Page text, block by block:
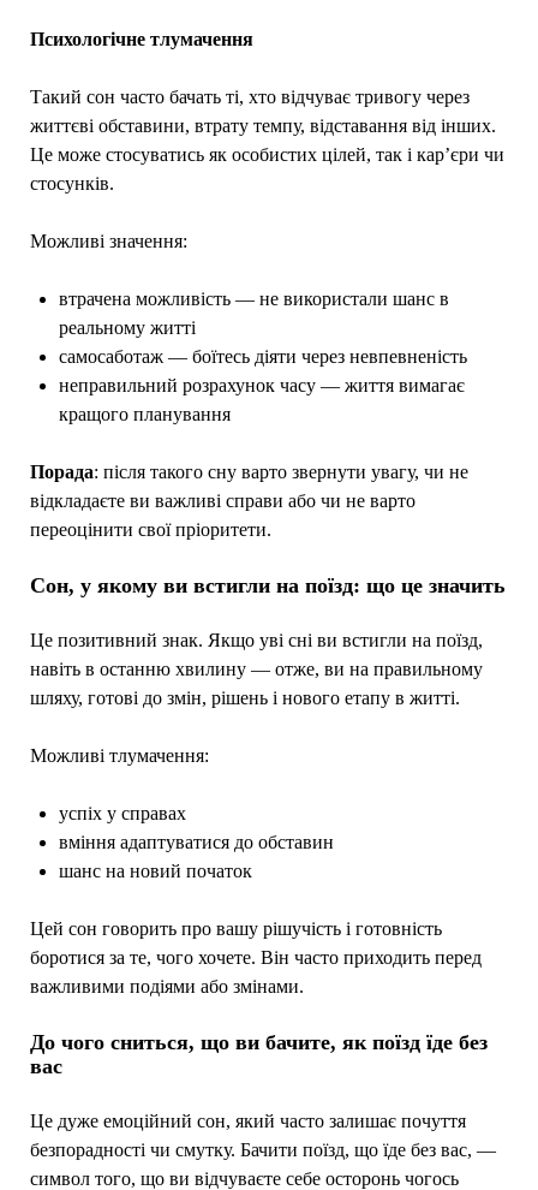
Психологічне тлумачення
Такий сон часто бачать ті, хто відчуває тривогу через
життєві обставини, втрату темпу, відставання від інших.
Це може стосуватись як особистих цілей, так і кар’єри чи
стосунків.
Можливі значення:
втрачена можливість — не використали шанс в
реальному житті
самосаботаж — боїтесь діяти через невпевненість
неправильний розрахунок часу — життя вимагає
кращого планування
Порада: після такого сну варто звернути увагу, чи не
відкладаєте ви важливі справи або чи не варто
переоцінити свої пріоритети.
Сон, у якому ви встигли на поїзд: що це значить
Це позитивний знак. Якщо уві сні ви встигли на поїзд,
навіть в останню хвилину — отже, ви на правильному
шляху, готові до змін, рішень і нового етапу в житті.
Можливі тлумачення:
успіх у справах
вміння адаптуватися до обставин
шанс на новий початок
Цей сон говорить про вашу рішучість і готовність
боротися за те, чого хочете. Він часто приходить перед
важливими подіями або змінами.
До чого сниться, що ви бачите, як поїзд їде без
вас
Це дуже емоційний сон, який часто залишає почуття
безпорадності чи смутку. Бачити поїзд, що їде без вас, —
символ того, що ви відчуваєте себе осторонь чогось